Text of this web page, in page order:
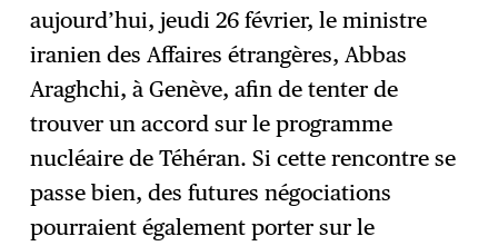
aujourd’hui, jeudi 26 février, le ministre
iranien des Affaires étrangères, Abbas
Araghchi, à Genève, afin de tenter de
trouver un accord sur le programme
nucléaire de Téhéran. Si cette rencontre se
passe bien, des futures négociations
pourraient également porter sur le